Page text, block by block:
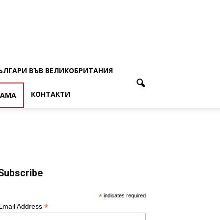
ВЪВ ВЕЛИКОБРИТАНИЯ
КОНТАКТИ
* indicates required
Address *